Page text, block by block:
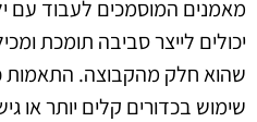
מאמנים המוסמכים לעבוד עם
יכולים לייצר סביבה תומכת
שהוא חלק מהקבוצה. התאמות
שימוש בכדורים קלים יותר או